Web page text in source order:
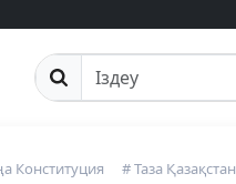
Сайттан іздеу
Конституция # Таза Қазақстан